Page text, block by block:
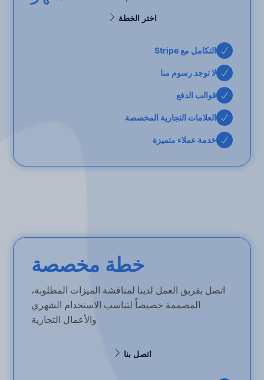
اختر الخطة
التكامل مع Stripe
لا توجد رسوم منا
قوالب الدفع
العلامات التجارية المخصصة
خدمة عملاء متميزة
خطة مخصصة
اتصل بفريق العمل لدينا لمناقشة الميزات المطلوبة،
المصممة خصيصاً لتناسب الاستخدام الشهري
والأعمال التجارية
اتصل بنا